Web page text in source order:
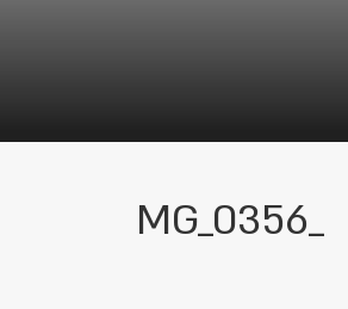
_MG_0356